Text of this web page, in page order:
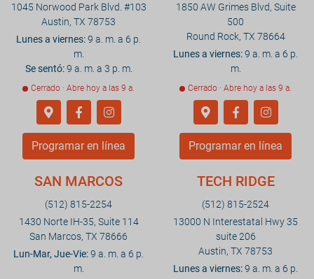
1045 Norwood Park Blvd. #103
Austin, TX 78753
Lunes a viernes:9 a. m. a 6 p.
m.
Se sentó:9 a. m. a 3 p. m.
Cerrado · Abre hoy a las 9 a.
Programar en línea
1850 AW Grimes Blvd, Suite
500
Round Rock, TX 78664
Lunes a viernes:9 a. m. a 6 p.
m.
Cerrado · Abre hoy a las 9 a.
Programar en línea
SAN MARCOS
(512) 815-2254
1430 Norte IH-35, Suite 114
San Marcos, TX 78666
Lun-Mar, Jue-Vie:9 a. m. a 6 p.
m.
TECH RIDGE
(512) 815-2524
13000 N Interestatal Hwy 35
suite 206
Austin, TX 78753
Lunes a viernes:9 a. m. a 6 p.